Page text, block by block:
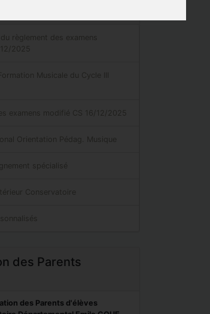
règlement des examens
2025
Musicale du Cycle III
examens modifié CS 16/12/2025
Orientation Pédag. Musique
spécialisé
Conservatoire
des Parents
des Parents d'élèves